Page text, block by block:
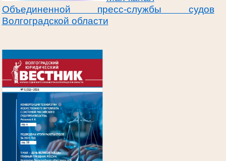
Объединенной пресс-службы судов
Волгоградской области